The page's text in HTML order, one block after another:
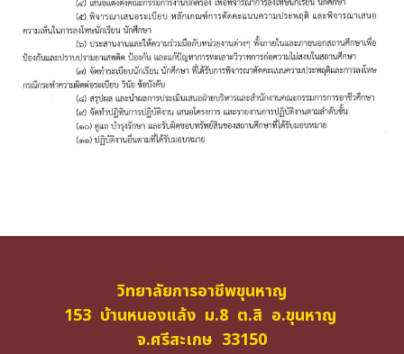
วิทยาลัยการอาชีพขุนหาญ
153 บ้านหนองแล้ง ม.8 ต.สิ อ.ขุนหาญ
จ.ศรีสะเกษ 33150